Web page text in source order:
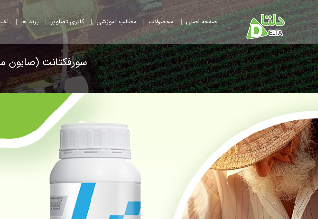
صفحه اصلی | محصولات | مطالب آموزشی | گالری تصاویر | برند ها |
سورفکتانت (صابون